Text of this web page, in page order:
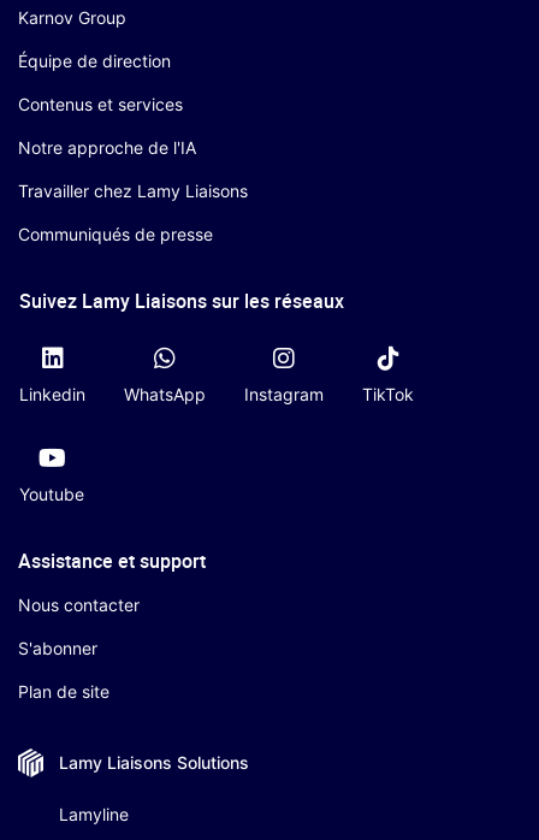
Karnov Group
Équipe de direction
Contenus et services
Notre approche de l'IA
Travailler chez Lamy Liaisons
Communiqués de presse
Suivez Lamy Liaisons sur les réseaux
Linkedin WhatsApp Instagram TikTok
Youtube
Assistance et support
Nous contacter
S'abonner
Plan de site
Lamy Liaisons Solutions
Lamyline